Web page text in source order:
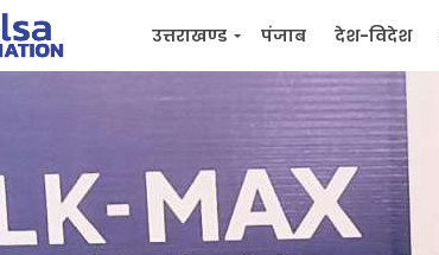
उत्तराखण्ड पंजाब देश-विदेश
प्रशासनिक जन मुद्दे